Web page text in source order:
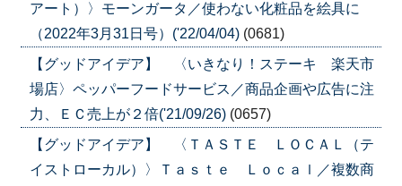
アート）〉モーンガータ／使わない化粧品を絵具に
（2022年3月31日号）('22/04/04) (0681)
【グッドアイデア】 〈いきなり！ステーキ 楽天市
場店〉ペッパーフードサービス／商品企画や広告に注
力、ＥＣ売上が２倍('21/09/26) (0657)
【グッドアイデア】 〈ＴＡＳＴＥ ＬＯＣＡＬ（テ
イストローカル）〉Ｔａｓｔｅ Ｌｏｃａｌ／複数商